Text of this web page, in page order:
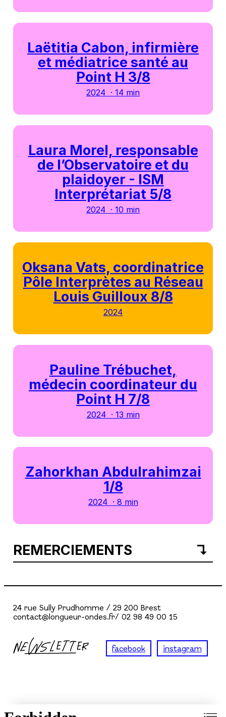
Laëtitia Cabon, infirmière
et médiatrice santé au
Point H 3/8
2024 · 14 min
Laura Morel, responsable
de l’Observatoire et du
plaidoyer - ISM
Interprétariat 5/8
2024 · 10 min
Oksana Vats, coordinatrice
Pôle Interprètes au Réseau
Louis Guilloux 8/8
2024
Pauline Trébuchet,
médecin coordinateur du
Point H 7/8
2024 · 13 min
Zahorkhan Abdulrahimzai
1/8
2024 · 8 min
REMERCIEMENTS
24 rue Sully Prudhomme / 29 200 Brest
contact@longueur-ondes.fr/ 02 98 49 00 15
facebook instagram